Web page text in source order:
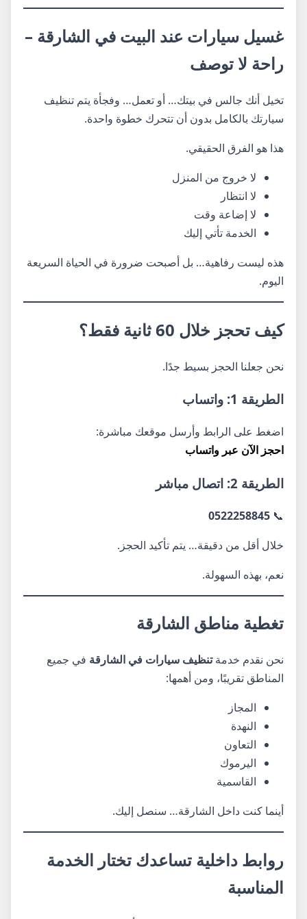
غسيل سيارات عند البيت في الشارقة –
راحة لا توصف
تخيل أنك جالس في بيتك… أو تعمل… وفجأة يتم تنظيف
سيارتك بالكامل بدون أن تتحرك خطوة واحدة.
هذا هو الفرق الحقيقي.
لا خروج من المنزل
لا انتظار
لا إضاعة وقت
الخدمة تأتي إليك
هذه ليست رفاهية… بل أصبحت ضرورة في الحياة السريعة
اليوم.
كيف تحجز خلال 60 ثانية فقط؟
نحن جعلنا الحجز بسيط جدًا.
الطريقة 1: واتساب
اضغط على الرابط وأرسل موقعك مباشرة:
احجز الآن عبر واتساب
الطريقة 2: اتصال مباشر
📞
0522258845
خلال أقل من دقيقة… يتم تأكيد الحجز.
نعم، بهذه السهولة.
تغطية مناطق الشارقة
نحن نقدم خدمةتنظيف سيارات في الشارقة في جميع
المناطق تقريبًا، ومن أهمها:
المجاز
النهدة
التعاون
اليرموك
القاسمية
أينما كنت داخل الشارقة… سنصل إليك.
روابط داخلية تساعدك تختار الخدمة
المناسبة